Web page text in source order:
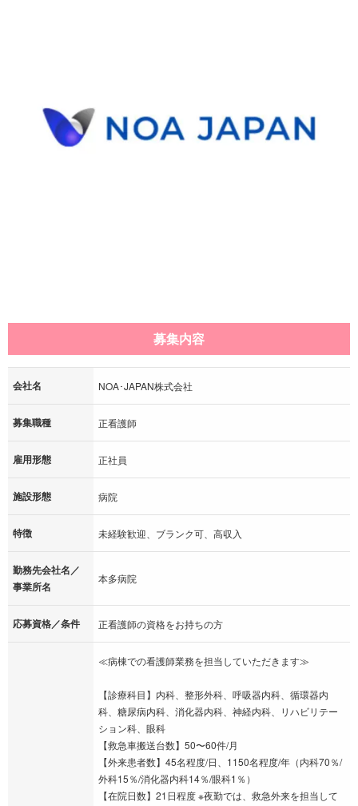
募集内容
会社名 NOA･JAPAN株式会社
募集職種 正看護師
雇用形態 正社員
施設形態 病院
特徴 未経験歓迎、ブランク可、高収入
勤務先会社名／
事業所名
本多病院
応募資格／条件 正看護師の資格をお持ちの方
≪病棟での看護師業務を担当していただきます≫
【診療科目】内科、整形外科、呼吸器内科、循環器内
科、糖尿病内科、消化器内科、神経内科、リハビリテー
ション科、眼科
【救急車搬送台数】50〜60件/月
【外来患者数】45名程度/日、1150名程度/年（内科70％/
外科15％/消化器内科14％/眼科1％）
【在院日数】21日程度 ※夜勤では、救急外来を担当して